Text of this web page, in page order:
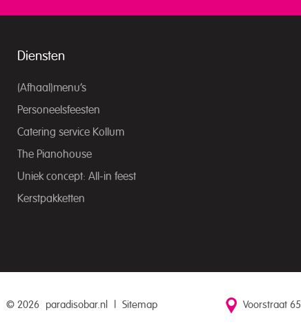
Diensten
(Afhaal)menu’s
Personeelsfeesten
Catering service Kollum
The Pianohouse
Uniek concept: All-in feest
Kerstpakketten
© 2026 paradisobar.nl Sitemap Voorstraat 65